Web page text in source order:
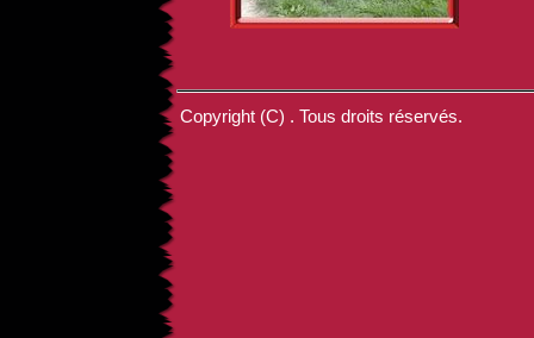
Copyright (C) . Tous droits réservés.